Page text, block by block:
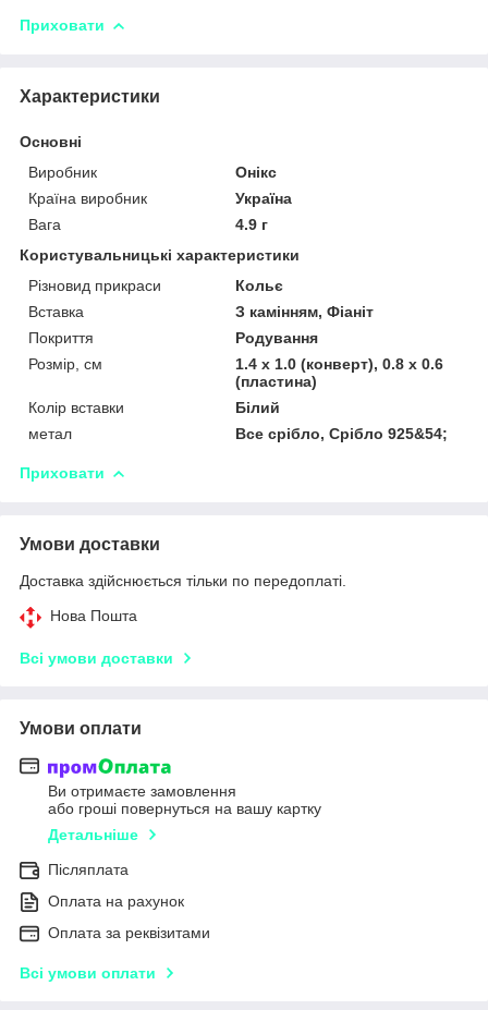
Приховати
Характеристики
Основні
Виробник
Онікс
Країна виробник
Україна
Вага
4.9 г
Користувальницькі характеристики
Різновид прикраси
Кольє
Вставка
З камінням, Фіаніт
Покриття
Родування
Розмір, см
1.4 х 1.0 (конверт), 0.8 х 0.6
(пластина)
Колір вставки
Білий
метал
Все срібло, Срібло 925&54;
Приховати
Умови доставки
Доставка здійснюється тільки по передоплаті.
Нова Пошта
Всі умови доставки
Умови оплати
Ви отримаєте замовлення
або гроші повернуться на вашу картку
Детальніше
Післяплата
Оплата на рахунок
Оплата за реквізитами
Всі умови оплати